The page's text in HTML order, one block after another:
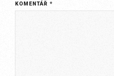
KOMENTÁŘ*